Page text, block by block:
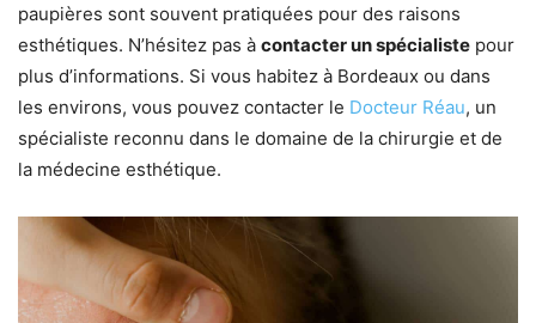
paupières sont souvent pratiquées pour des raisons
esthétiques. N’hésitez pas à contacter un spécialiste pour
plus d’informations. Si vous habitez à Bordeaux ou dans
les environs, vous pouvez contacter le Docteur Réau, un
spécialiste reconnu dans le domaine de la chirurgie et de
la médecine esthétique.